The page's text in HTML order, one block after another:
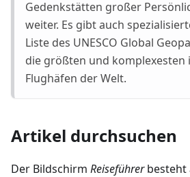
Gedenkstätten großer
weiter. Es gibt auch
Liste des UNESCO Global
die größten und
Flughäfen der Welt.
Artikel durchsuchen
Der Bildschirm Reiseführerbesteht